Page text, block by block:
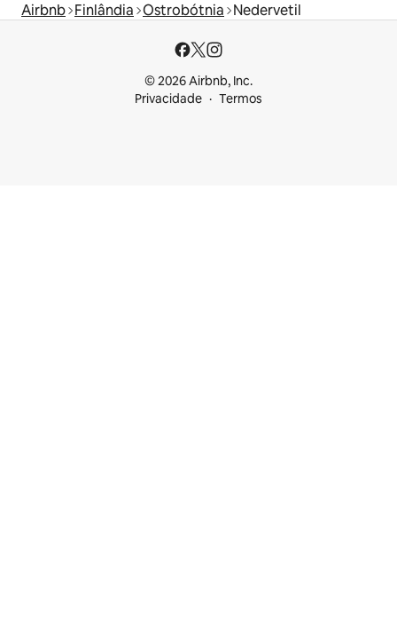
Airbnb Finlândia Ostrobótnia Nedervetil
© 2026 Airbnb, Inc.
Privacidade
Termos